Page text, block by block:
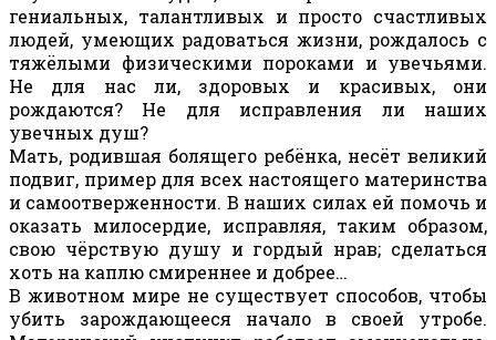
гениальных, талантливых и просто счастливых
людей, умеющих радоваться жизни, рождалось с
тяжёлыми физическими пороками и увечьями.
Не для нас ли, здоровых и красивых, они
рождаются? Не для исправления ли наших
увечных душ?
Мать, родившая болящего ребёнка, несёт великий
подвиг, пример для всех настоящего материнства
и самоотверженности. В наших силах ей помочь и
оказать милосердие, исправляя, таким образом,
свою чёрствую душу и гордый нрав; сделаться
хоть на каплю смиреннее и добрее…
В животном мире не существует способов, чтобы
убить зарождающееся начало в своей утробе.